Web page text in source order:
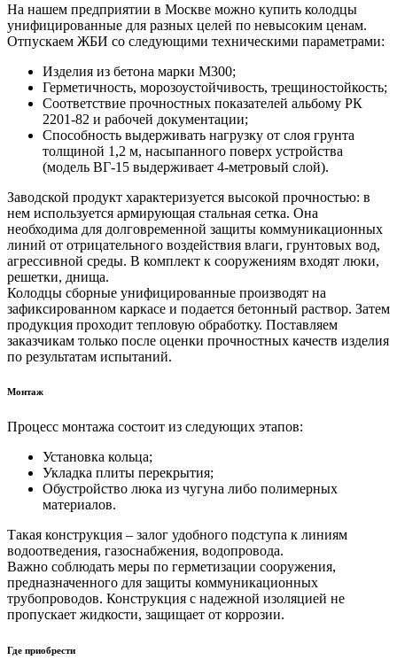
На нашем предприятии в Москве можно купить колодцы
унифицированные для разных целей по невысоким ценам.
Отпускаем ЖБИ со следующими техническими параметрами:
Изделия из бетона марки М300;
Герметичность, морозоустойчивость, трещиностойкость;
Соответствие прочностных показателей альбому РК
2201-82 и рабочей документации;
Способность выдерживать нагрузку от слоя грунта
толщиной 1,2 м, насыпанного поверх устройства
(модель ВГ-15 выдерживает 4-метровый слой).
Заводской продукт характеризуется высокой прочностью: в
нем используется армирующая стальная сетка. Она
необходима для долговременной защиты коммуникационных
линий от отрицательного воздействия влаги, грунтовых вод,
агрессивной среды. В комплект к сооружениям входят люки,
решетки, днища.
Колодцы сборные унифицированные производят на
зафиксированном каркасе и подается бетонный раствор. Затем
продукция проходит тепловую обработку. Поставляем
заказчикам только после оценки прочностных качеств изделия
по результатам испытаний.
Монтаж
Процесс монтажа состоит из следующих этапов:
Установка кольца;
Укладка плиты перекрытия;
Обустройство люка из чугуна либо полимерных
материалов.
Такая конструкция – залог удобного подступа к линиям
водоотведения, газоснабжения, водопровода.
Важно соблюдать меры по герметизации сооружения,
предназначенного для защиты коммуникационных
трубопроводов. Конструкция с надежной изоляцией не
пропускает жидкости, защищает от коррозии.
Где приобрести